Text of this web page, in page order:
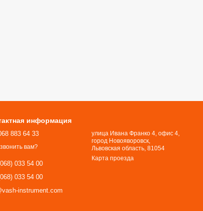
информация
883 64 33
вам?
033 54 00
033 54 00
instrument.com
улица Ивана Франко 4, офис 4,
город Новояворовск,
Львовская область, 81054​​​​​​​
Карта проезда